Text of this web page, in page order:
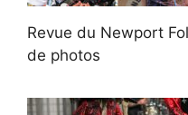
Revue du Newport
de photos